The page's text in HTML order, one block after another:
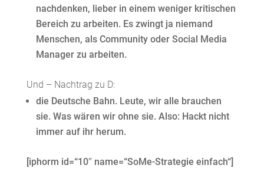
nachdenken, lieber in einem weniger kritischen
Bereich zu arbeiten. Es zwingt ja niemand
Menschen, als Community oder Social Media
Manager zu arbeiten.
Und – Nachtrag zu D:
die Deutsche Bahn. Leute, wir alle brauchen
sie. Was wären wir ohne sie. Also: Hackt nicht
immer auf ihr herum.
[iphorm id=“10″ name=“SoMe-Strategie einfach“]